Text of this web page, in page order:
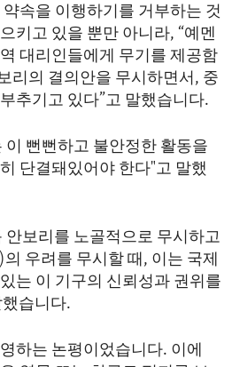
속을 이행하기를 거부하는 것
키고 있을 뿐만 아니라, “예멘
대리인들에게 무기를 제공함
리의 결의안을 무시하면서, 중
추기고 있다”고 말했습니다.
이 뻔뻔하고 불안정한 활동을
단결돼있어야 한다"고 말했
안보리를 노골적으로 무시하고
우려를 무시할 때, 이는 국제
는 이 기구의 신뢰성과 권위를
습니다.
하는 논평이었습니다. 이에